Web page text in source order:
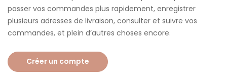
passer vos commandes plus rapidement, enregistrer
plusieurs adresses de livraison, consulter et suivre vos
commandes, et plein d’autres choses encore.
Créer un compte